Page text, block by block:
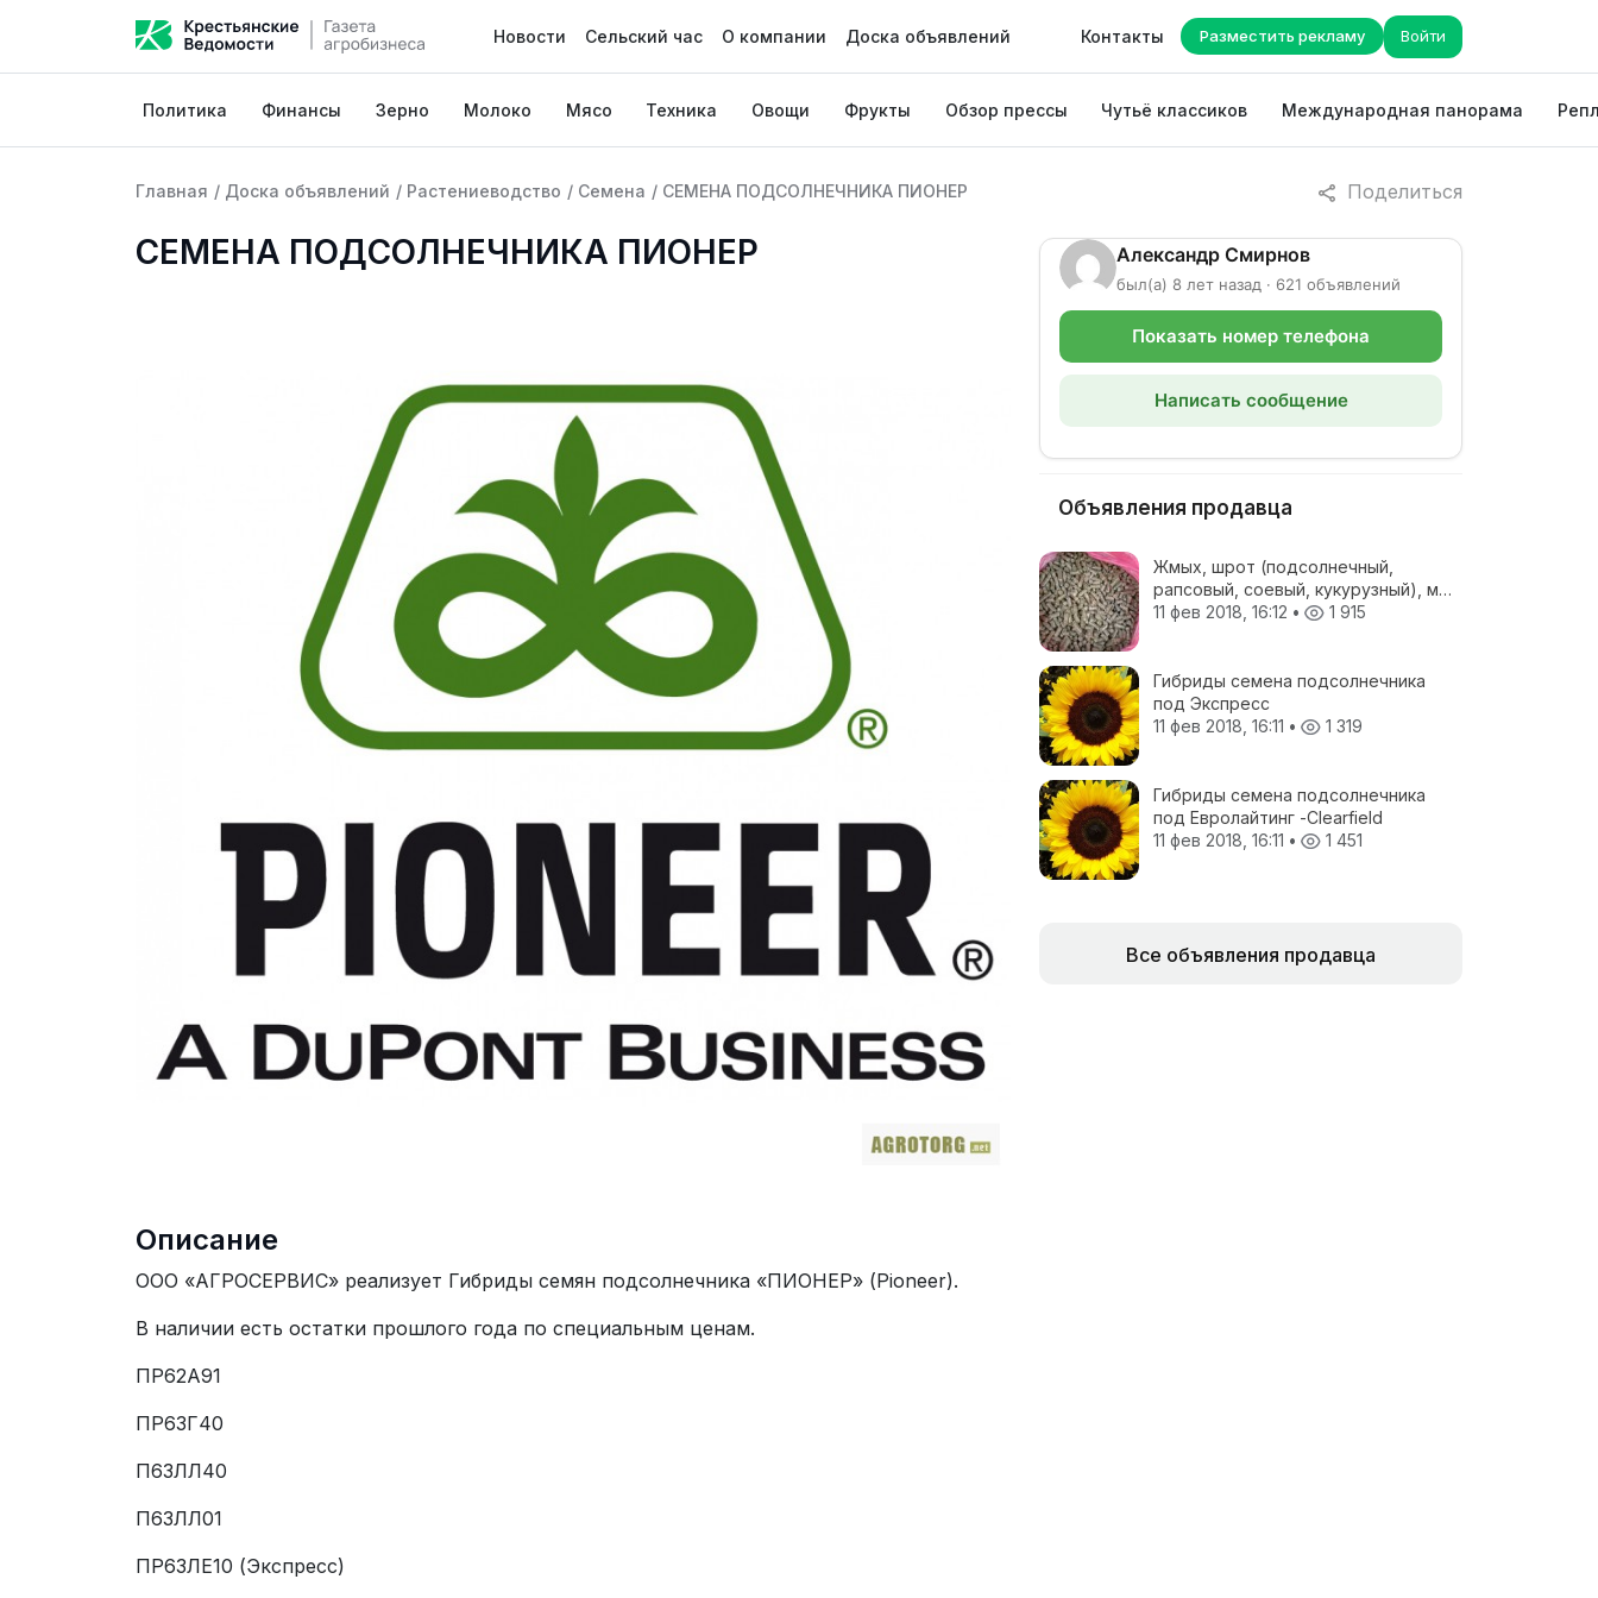
Новости Сельский час О компании Доска объявлений Контакты Разместить рекламу Войти
Политика Финансы Зерно Молоко Мясо Техника Овощи Фрукты Обзор прессы Чутьё классиков Международная панорама
Поделиться
Главная / Доска объявлений / Растениеводство / Семена / СЕМЕНА ПОДСОЛНЕЧНИКА ПИОНЕР
СЕМЕНА ПОДСОЛНЕЧНИКА ПИОНЕР
Описание
ООО «АГРОСЕРВИС» реализует Гибриды семян подсолнечника «ПИОНЕР» (Pioneer).
В наличии есть остатки прошлого года по специальным ценам.
ПР62А91
ПР63Г40
П63ЛЛ40
П63ЛЛ01
ПР63ЛЕ10 (Экспресс)
Александр Смирнов
был(а) 8 лет назад · 621 объявлений
Показать номер телефона
Написать сообщение
Объявления продавца
Жмых, шрот (подсолнечный,
рапсовый, соевый, кукурузный), мел
кормовой, отруби пшеничные, жом
11 фев 2018, 16:12 • 1 915
Гибриды семена подсолнечника
под Экспресс
11 фев 2018, 16:11 • 1 319
Гибриды семена подсолнечника
под Евролайтинг -Сlearfield
11 фев 2018, 16:11 • 1 451
Все объявления продавца